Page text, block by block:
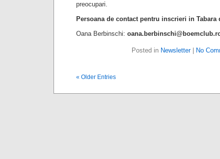
preocupari.
Persoana de contact pentru inscrieri in Tabara
Oana Berbinschi:
Posted in Newsletter| No
« Older Entries